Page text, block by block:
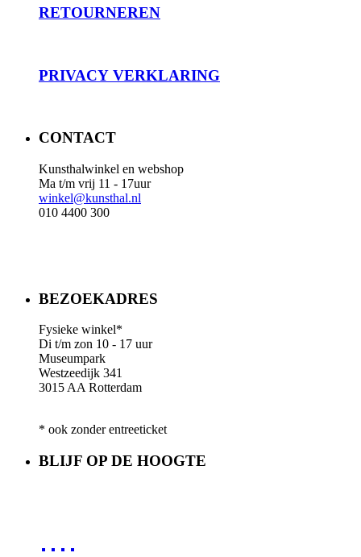
RETOURNEREN
PRIVACY VERKLARING
CONTACT
Kunsthalwinkel en webshop
Ma t/m vrij 11 - 17uur
winkel@kunsthal.nl
010 4400 300
BEZOEKADRES
Fysieke winkel*
Di t/m zon 10 - 17 uur
Museumpark
Westzeedijk 341
3015 AA Rotterdam
* ook zonder entreeticket
BLIJF OP DE HOOGTE